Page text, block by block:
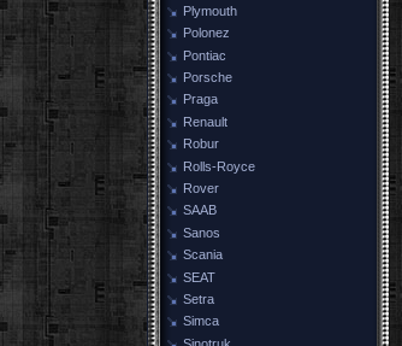
Plymouth
Polonez
Pontiac
Porsche
Praga
Renault
Robur
Rolls-Royce
Rover
SAAB
Sanos
Scania
SEAT
Setra
Simca